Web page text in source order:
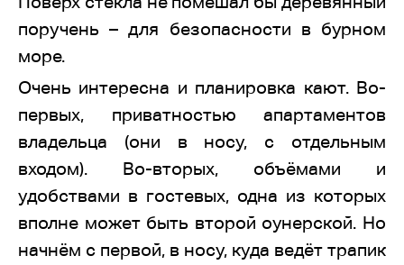
поручень – для безопасности в бурном
море.
Очень интересна и планировка кают. Во-
первых, приватностью апартаментов
владельца (они в носу, с отдельным
входом). Во-вторых, объёмами и
удобствами в гостевых, одна из которых
вполне может быть второй оунерской. Но
начнём с первой, в носу, куда ведёт трапик